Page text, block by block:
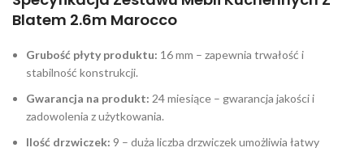
Blatem 2.6m Marocco
Grubość płyty produktu: 16 mm – zapewnia trwałość i
stabilność konstrukcji.
Gwarancja na produkt: 24 miesiące – gwarancja jakości i
zadowolenia z użytkowania.
Ilość drzwiczek: 9 – duża liczba drzwiczek umożliwia łatwy